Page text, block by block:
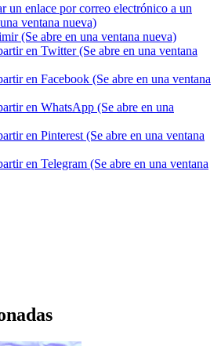
un enlace por correo electrónico a un
ventana nueva)
(Se abre en una ventana nueva)
en Twitter (Se abre en una ventana
en Facebook (Se abre en una ventana
en WhatsApp (Se abre en una
en Pinterest (Se abre en una ventana
en Telegram (Se abre en una ventana